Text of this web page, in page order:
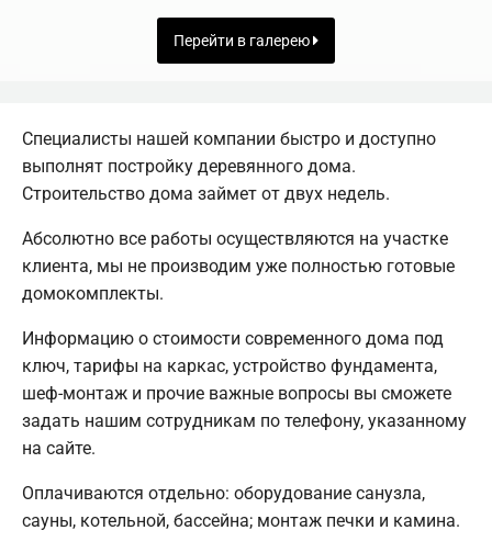
Перейти в галерею
Специалисты нашей компании быстро и доступно
выполнят постройку деревянного дома.
Строительство дома займет от двух недель.
Абсолютно все работы осуществляются на участке
клиента, мы не производим уже полностью готовые
домокомплекты.
Информацию о стоимости современного дома под
ключ, тарифы на каркас, устройство фундамента,
шеф-монтаж и прочие важные вопросы вы сможете
задать нашим сотрудникам по телефону, указанному
на сайте.
Оплачиваются отдельно: оборудование санузла,
сауны, котельной, бассейна; монтаж печки и камина.